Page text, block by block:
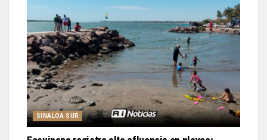
SINALOA SUR